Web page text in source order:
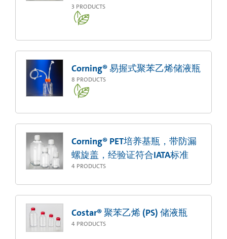
3 PRODUCTS
Corning® 易握式聚苯乙烯储液瓶
8 PRODUCTS
Corning® PET培养基瓶，带防漏
螺旋盖，经验证符合IATA标准
4 PRODUCTS
Costar® 聚苯乙烯 (PS) 储液瓶
4 PRODUCTS